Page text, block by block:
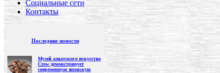
Социальные сети
Контакты
Последние новости
Музей азиатского искусства
Crow демонстрирует
современную японскую